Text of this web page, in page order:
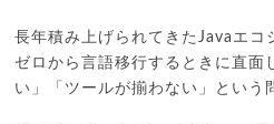
長年積み上げられてきたJavaエコ
ゼロから言語移行するときに直面
い」「ツールが揃わない」という